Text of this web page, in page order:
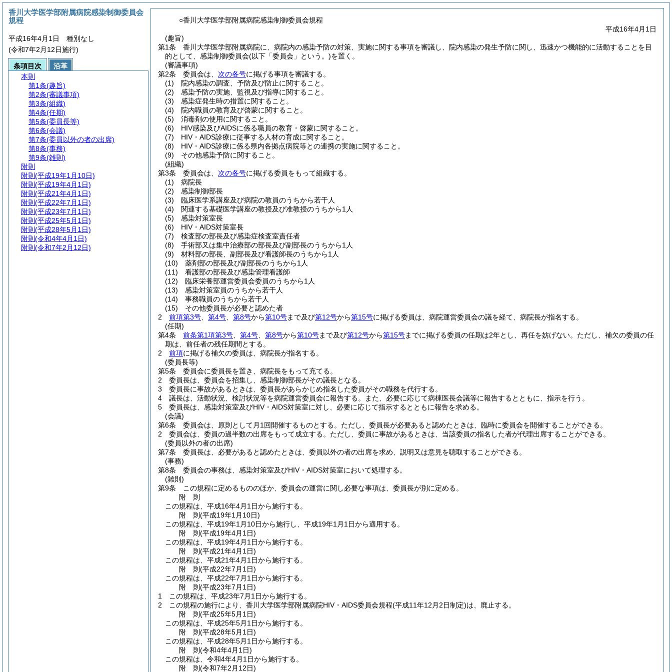
○香川大学医学部附属病院感染制御委員会規程
平成16年4月1日
(趣旨)
第1条
香川大学医学部附属病院に、病院内の感染予防の対策、実施に関する事項を審議し、院内感染の発生予防に関し、迅速かつ機能的に活動することを目
的として、感染制御委員会(以下「委員会」という。)を置く。
(審議事項)
第2条
委員会は、 次の各号に掲げる事項を審議する。
(1)
院内感染の調査、予防及び防止に関すること。
(2)
感染予防の実施、監視及び指導に関すること。
(3)
感染症発生時の措置に関すること。
(4)
院内職員の教育及び啓蒙に関すること。
(5)
消毒剤の使用に関すること。
(6)
HIV感染及びAIDSに係る職員の教育・啓蒙に関すること。
(7)
HIV・AIDS診療に従事する人材の育成に関すること。
(8)
HIV・AIDS診療に係る県内各拠点病院等との連携の実施に関すること。
(9)
その他感染予防に関すること。
(組織)
第3条
委員会は、 次の各号に掲げる委員をもって組織する。
(1)
病院長
(2)
感染制御部長
(3)
臨床医学系講座及び病院の教員のうちから若干人
(4)
関連する基礎医学講座の教授及び准教授のうちから1人
(5)
感染対策室長
(6)
HIV・AIDS対策室長
(7)
検査部の部長及び感染症検査室責任者
(8)
手術部又は集中治療部の部長及び副部長のうちから1人
(9)
材料部の部長、副部長及び看護師長のうちから1人
(10)
薬剤部の部長及び副部長のうちから1人
(11)
看護部の部長及び感染管理看護師
(12)
臨床栄養部運営委員会委員のうちから1人
(13)
感染対策室員のうちから若干人
(14)
事務職員のうちから若干人
(15)
その他委員長が必要と認めた者
2
前項第3号 第4号 第8号から第10号まで及び第12号から第15号に掲げる委員は、病院運営委員会の議を経て、病院長が指名する。
(任期)
第4条
前条第1項第3号 第4号 第8号から第10号まで及び第12号から第15号までに掲げる委員の任期は2年とし、再任を妨げない。 ただし、補欠の委員の任
期は、前任者の残任期間とする。
2
前項に掲げる補欠の委員は、病院長が指名する。
(委員長等)
第5条
委員会に委員長を置き、病院長をもって充てる。
2
委員長は、委員会を招集し、感染制御部長がその議長となる。
3
委員長に事故があるときは、委員長があらかじめ指名した委員がその職務を代行する。
4
議長は、活動状況、検討状況等を病院運営委員会に報告する。
また、必要に応じて病棟医長会議等に報告するとともに、指示を行う。
5
委員長は、感染対策室及びHIV・AIDS対策室に対し、必要に応じて指示するとともに報告を求める。
(会議)
第6条
委員会は、原則として月1回開催するものとする。 ただし、委員長が必要あると認めたときは、臨時に委員会を開催することができる。
2
委員会は、委員の過半数の出席をもって成立する。 ただし、委員に事故があるときは、当該委員の指名した者が代理出席することができる。
(委員以外の者の出席)
第7条
委員長は、必要があると認めたときは、委員以外の者の出席を求め、説明又は意見を聴取することができる。
(事務)
第8条
委員会の事務は、感染対策室及びHIV・AIDS対策室において処理する。
(雑則)
第9条
この規程に定めるもののほか、委員会の運営に関し必要な事項は、委員長が別に定める。
附 則
この規程は、平成16年4月1日から施行する。
附 則(平成19年1月10日)
この規程は、平成19年1月10日から施行し、平成19年1月1日から適用する。
附 則(平成19年4月1日)
この規程は、平成19年4月1日から施行する。
附 則(平成21年4月1日)
この規程は、平成21年4月1日から施行する。
附 則(平成22年7月1日)
この規程は、平成22年7月1日から施行する。
附 則(平成23年7月1日)
1
この規程は、平成23年7月1日から施行する。
2
この規程の施行により、香川大学医学部附属病院HIV・AIDS委員会規程(平成11年12月2日制定)は、廃止する。
附 則(平成25年5月1日)
この規程は、平成25年5月1日から施行する。
附 則(平成28年5月1日)
この規程は、平成28年5月1日から施行する。
附 則(令和4年4月1日)
この規程は、令和4年4月1日から施行する。
附 則(令和7年2月12日)
香川大学医学部附属病院感染制御委員会
規程
平成16年4月1日 種別なし
(令和7年2月12日施行)
条項目次
沿革
本則
第1条(趣旨)
第2条(審議事項)
第3条(組織)
第4条(任期)
第5条(委員長等)
第6条(会議)
第7条(委員以外の者の出席)
第8条(事務)
第9条(雑則)
附則
附則 (平成19年1月10日)
附則 (平成19年4月1日)
附則 (平成21年4月1日)
附則 (平成22年7月1日)
附則 (平成23年7月1日)
附則 (平成25年5月1日)
附則 (平成28年5月1日)
附則 (令和4年4月1日)
附則 (令和7年2月12日)